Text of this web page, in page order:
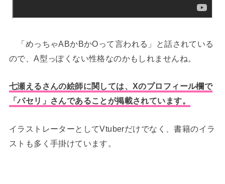
「めっちゃABかBかOって言われる」と話されている
ので、A型っぽくない性格なのかもしれませんね。
七瀬えるさんの絵師に関しては、Xのプロフィール欄で
「パセリ」さんであることが掲載されています。
イラストレーターとしてVtuberだけでなく、書籍のイラ
ストも多く手掛けています。